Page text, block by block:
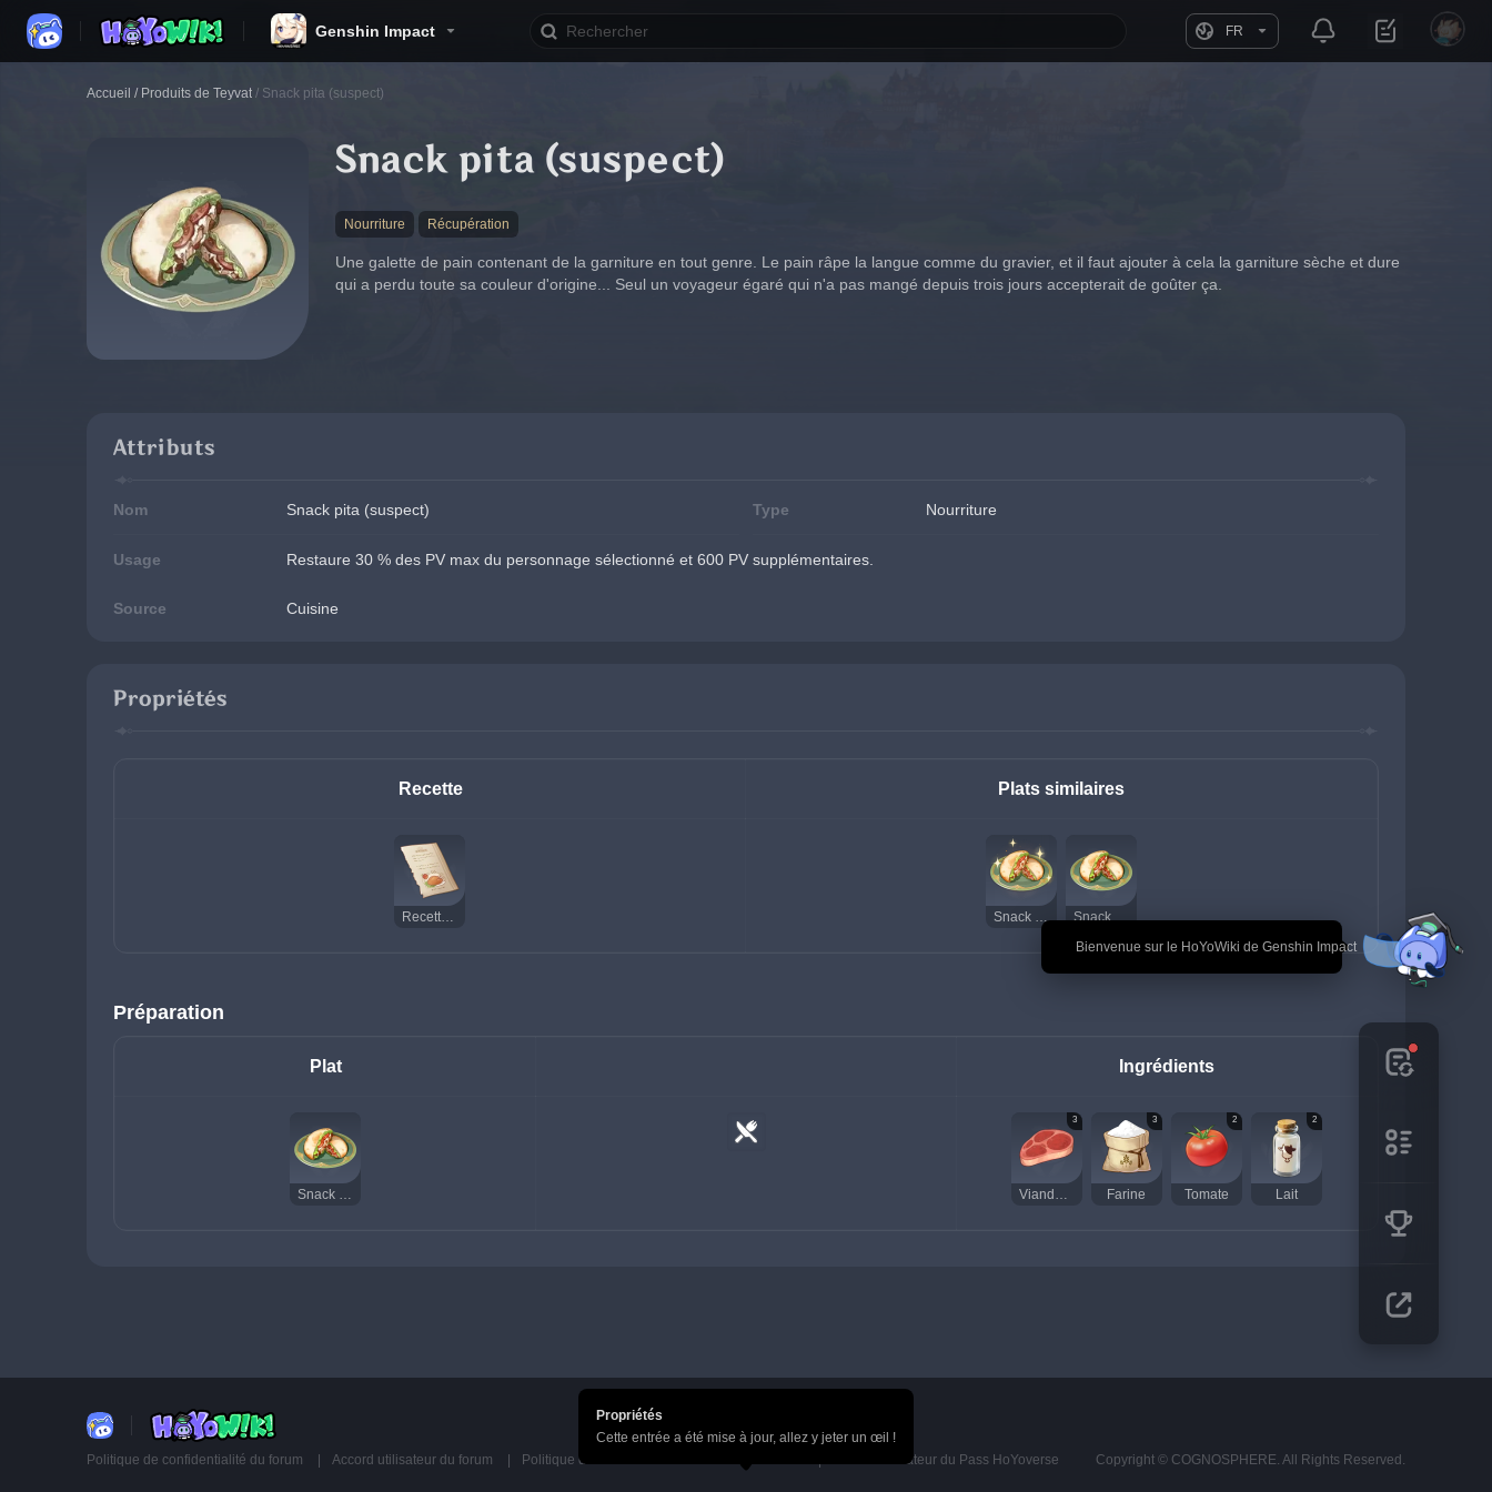
Genshin Impact FR
🎉 Bienvenue sur le HoYoWiki de Genshin Impact
Accueil / Produits de Teyvat / Snack pita (suspect)
Snack pita (suspect)
Nourriture Récupération
Une galette de pain contenant de la garniture en tout genre. Le pain râpe la langue comme du gravier, et il faut ajouter à cela la garniture sèche et dure
qui a perdu toute sa couleur d'origine... Seul un voyageur égaré qui n'a pas mangé depuis trois jours accepterait de goûter ça.
Attributs
Nom Snack pita (suspect) Type Nourriture
Usage Restaure 30 % des PV max du personnage sélectionné et 600 PV supplémentaires.
Source Cuisine
Propriétés
Recette Plats similaires
Recette : Snack pita Snack pita (délicieux) Snack pita
Préparation
Plat Ingrédients
Snack pita
3
Viande crue
3
Farine
2
Tomate
2
Lait
Politique de confidentialité du forum Accord utilisateur du forum Politique de confidentialité du Pass HoYoverse Accord utilisateur du Pass HoYoverse Copyright © COGNOSPHERE. All Rights Reserved.
Propriétés
Cette entrée a été mise à jour, allez y jeter un œil !